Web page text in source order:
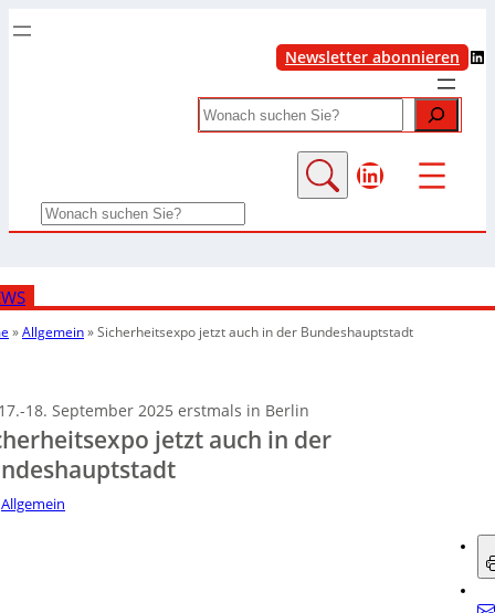
Newsletter abonnieren LinkedIn
Search
LinkedIn
Search
»Allgemein»Sicherheitsexpo jetzt auch in der Bundeshauptstadt
18. September 2025 erstmals in Berlin
jetzt auch in der
Allgemein